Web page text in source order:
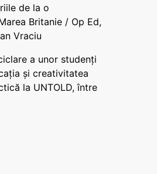
de la o
Britanie / Op Ed,
Vraciu
a unor studenți
și creativitatea
la UNTOLD, între